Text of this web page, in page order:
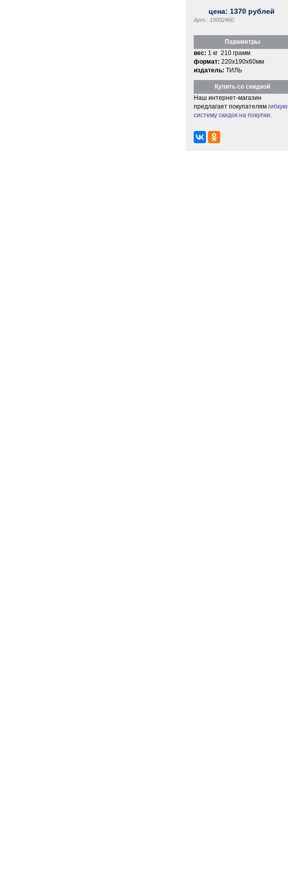
цена: 1370 рублей
Арт.: 10002460
Параметры
вес: 1 кг 210 грамм
формат: 220x190x60мм
издатель: ТИЛЬ
Купить со скидкой
Наш интернет-магазин
предлагает покупателям гибкую
систему скидок на покупки